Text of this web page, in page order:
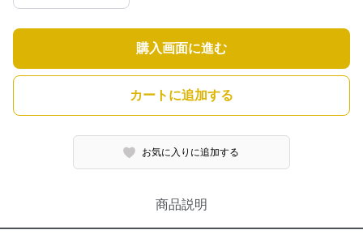
購入画面に進む
カートに追加する
お気に入りに追加する
商品説明